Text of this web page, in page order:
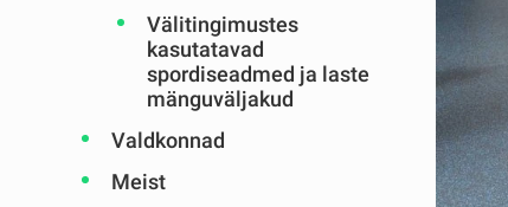
Välitingimustes
kasutatavad
spordiseadmed ja laste
mänguväljakud
Valdkonnad
Meist